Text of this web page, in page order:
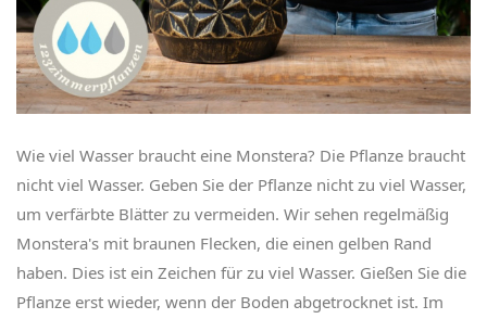
Wie viel Wasser braucht eine Monstera? Die Pflanze braucht
nicht viel Wasser. Geben Sie der Pflanze nicht zu viel Wasser,
um verfärbte Blätter zu vermeiden. Wir sehen regelmäßig
Monstera's mit braunen Flecken, die einen gelben Rand
haben. Dies ist ein Zeichen für zu viel Wasser. Gießen Sie die
Pflanze erst wieder, wenn der Boden abgetrocknet ist. Im